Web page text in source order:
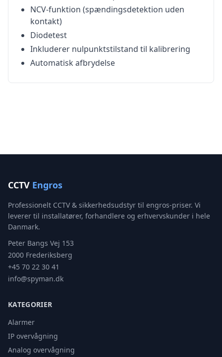
NCV-funktion (spændingsdetektion uden
kontakt)
Diodetest
Inkluderer nulpunktstilstand til kalibrering
Automatisk afbrydelse
CCTV Engros
Professionelt CCTV & sikkerhedsudstyr til engros-priser. Vi
leverer til installatører, forhandlere og erhvervskunder i hele
Danmark.
Peter Bangs Vej 153
2000 Frederiksberg
+45 70 22 30 41
info@spyman.dk
KATEGORIER
Alarmer
IP overvågning
Analog overvågning